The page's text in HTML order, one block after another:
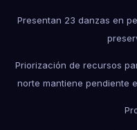
Presentan 23 danzas en
Priorización de recursos
norte mantiene pendiente